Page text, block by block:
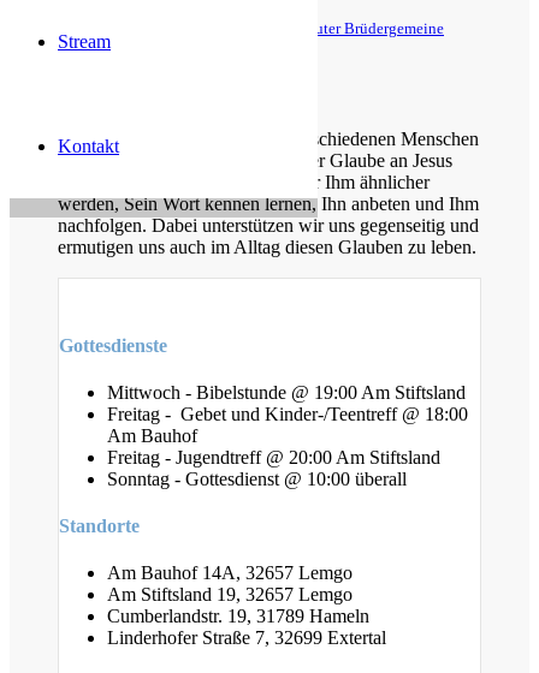
Stream
Kontakt
© Evangelische Brüder-Unität – Herrnhuter Brüdergemeine
Weitere Informationen finden Sie hier
Unsere Gemeinde besteht aus verschiedenen Menschen
jeden Alters, die eins verbindet: der Glaube an Jesus
Christus. Gemeinsam möchten wir Ihm ähnlicher
werden, Sein Wort kennen lernen, Ihn anbeten und Ihm
nachfolgen. Dabei unterstützen wir uns gegenseitig und
ermutigen uns auch im Alltag diesen Glauben zu leben.
Gottesdienste
Mittwoch - Bibelstunde @ 19:00 Am Stiftsland
Freitag - Gebet und Kinder-/Teentreff @ 18:00
Am Bauhof
Freitag - Jugendtreff @ 20:00 Am Stiftsland
Sonntag - Gottesdienst @ 10:00 überall
Standorte
Am Bauhof 14A, 32657 Lemgo
Am Stiftsland 19, 32657 Lemgo
Cumberlandstr. 19, 31789 Hameln
Linderhofer Straße 7, 32699 Extertal